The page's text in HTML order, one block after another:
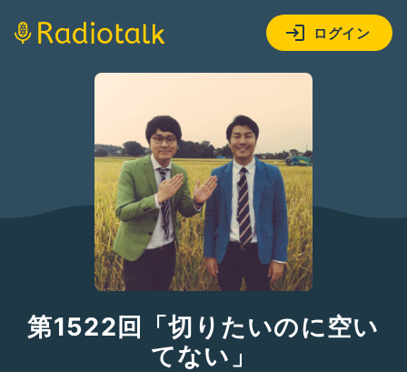
ログイン
第1522回「切りたいのに空い
てない」